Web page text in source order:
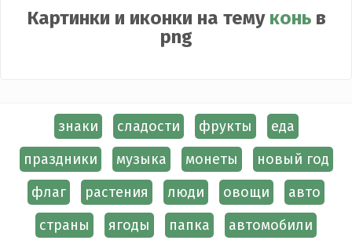
Картинки и иконки на тему коньв
png
знаки сладости фрукты
еда
праздники
музыка монеты
новый год
флаг
растения люди овощи
авто
страны
ягоды папка автомобили